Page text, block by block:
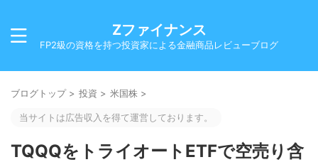
Zファイナンス
FP2級の資格を持つ投資家による金融商品レビューブログ
ブログトップ > 投資 > 米国株 >
当サイトは広告収入を得て運営しております。
TQQQをトライオートETFで空売り含